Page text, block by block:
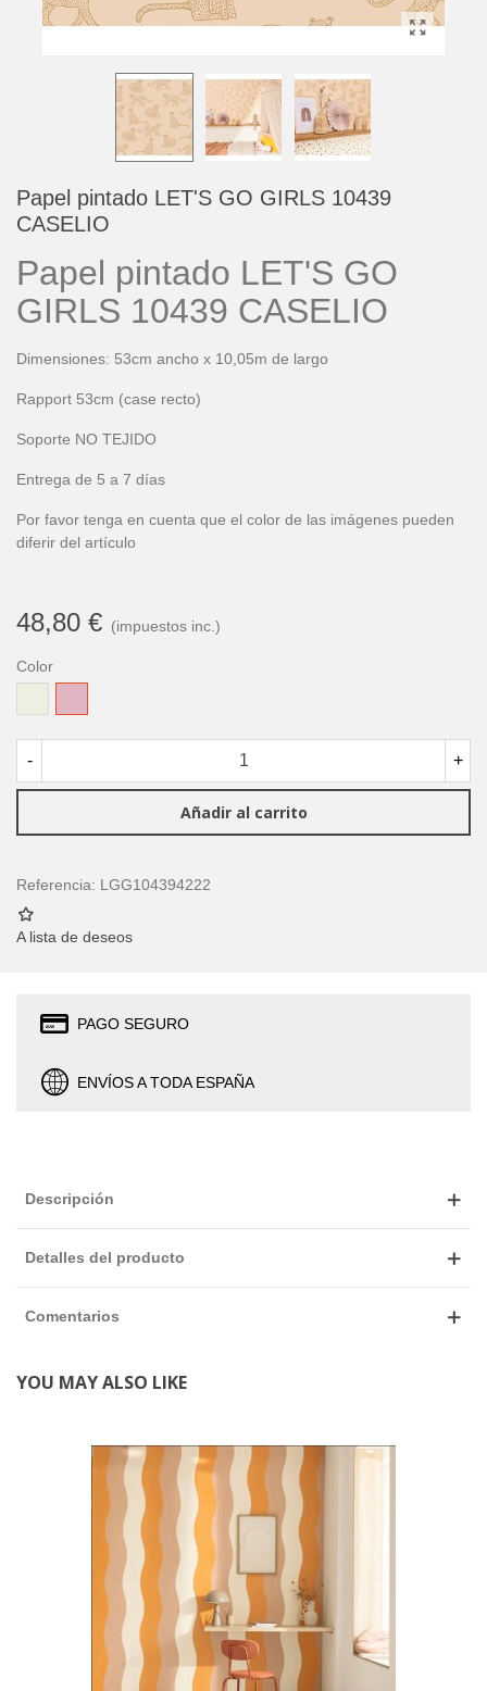
Papel pintado LET'S GO GIRLS 10439
CASELIO
Papel pintado LET'S GO
GIRLS 10439 CASELIO
Dimensiones: 53cm ancho x 10,05m de largo
Rapport 53cm (case recto)
Soporte NO TEJIDO
Entrega de 5 a 7 días
Por favor tenga en cuenta que el color de las imágenes pueden
diferir del artículo
48,80 € (impuestos inc.)
Color
AntiguoPastel
- +
Añadir al carrito
Referencia: LGG104394222
A lista de deseos
PAGO SEGURO
ENVÍOS A TODA ESPAÑA
Descripción
Detalles del producto
Comentarios
YOU MAY ALSO LIKE